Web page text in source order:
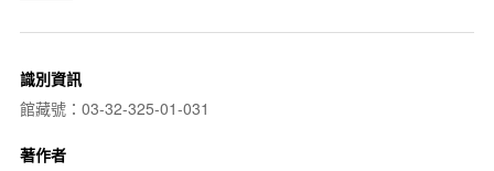
識別資訊
館藏號：03-32-325-01-031
著作者